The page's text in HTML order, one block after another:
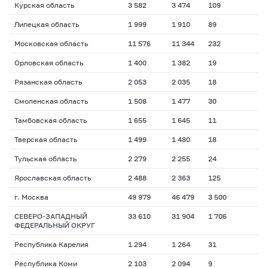
Курская область 3 582 3 474 109
Липецкая область 1 999 1 910 89
Московская область 11 576 11 344 232
Орловская область 1 400 1 382 19
Рязанская область 2 053 2 035 18
Смоленская область 1 508 1 477 30
Тамбовская область 1 655 1 645 11
Тверская область 1 499 1 480 18
Тульская область 2 279 2 255 24
Ярославская область 2 488 2 363 125
г. Москва 49 979 46 479 3 500
СЕВЕРО-ЗАПАДНЫЙ
ФЕДЕРАЛЬНЫЙ ОКРУГ
33 610 31 904 1 706
Республика Карелия 1 294 1 264 31
Республика Коми 2 103 2 094 9